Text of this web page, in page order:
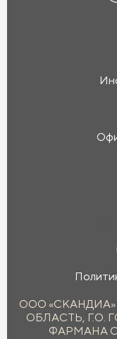
ООО «СКАНДИА»
ОБЛАСТЬ, Г.О.
ФАРМАНА